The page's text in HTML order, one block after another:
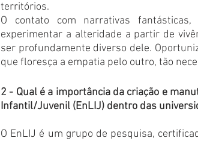
territórios.
O contato com narrativas
experimentar a alteridade a partir de
ser profundamente diverso dele.
que floresça a empatia pelo outro, tão
2 - Qual é a importância da criação e
Infantil/Juvenil (EnLIJ) dentro das
O EnLIJ é um grupo de pesquisa,